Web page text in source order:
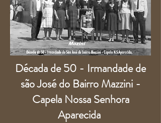
Década de 50 - Irmandade de
são José do Bairro Mazzini -
Capela Nossa Senhora
Aparecida